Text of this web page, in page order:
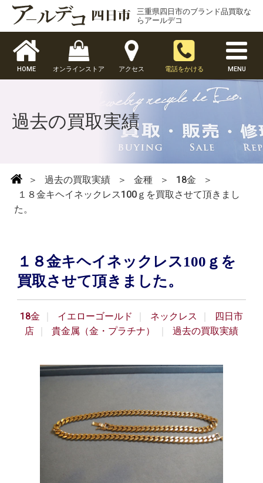
三重県四日市のブランド品買取な
らアールデコ
HOME オンラインストア アクセス 電話をかける MENU
過去の買取実績
＞ 過去の買取実績 ＞ 金種 ＞ 18金
＞
１８金キヘイネックレス100ｇを買取させて頂きまし
た。
１８金キヘイネックレス100ｇを
買取させて頂きました。
18金 イエローゴールド ネックレス
四日市
店
貴金属（金・プラチナ） 過去の買取実績